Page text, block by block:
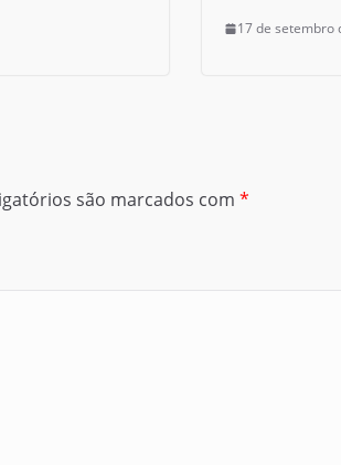
17 de setembro
são marcados com *